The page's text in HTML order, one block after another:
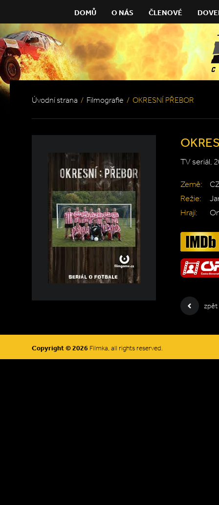
DOMŮ O NÁS ČLENOVÉ
Úvodní strana / Filmografie / OKRESNÍ PŘEBOR
TV seriál,
Země:
Režie:
Hrají:
zpět
Copyright © 2026 Filmka, all rights reserved.